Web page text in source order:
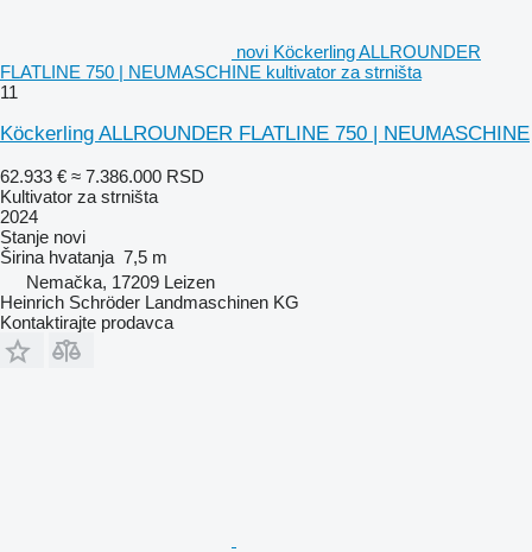
novi Köckerling ALLROUNDER
FLATLINE 750 | NEUMASCHINE kultivator za strništa
11
Köckerling ALLROUNDER FLATLINE 750 | NEUMASCHINE
62.933 € ≈ 7.386.000 RSD
Kultivator za strništa
2024
Stanje novi
Širina hvatanja 7,5 m
Nemačka, 17209 Leizen
Heinrich Schröder Landmaschinen KG
Kontaktirajte prodavca